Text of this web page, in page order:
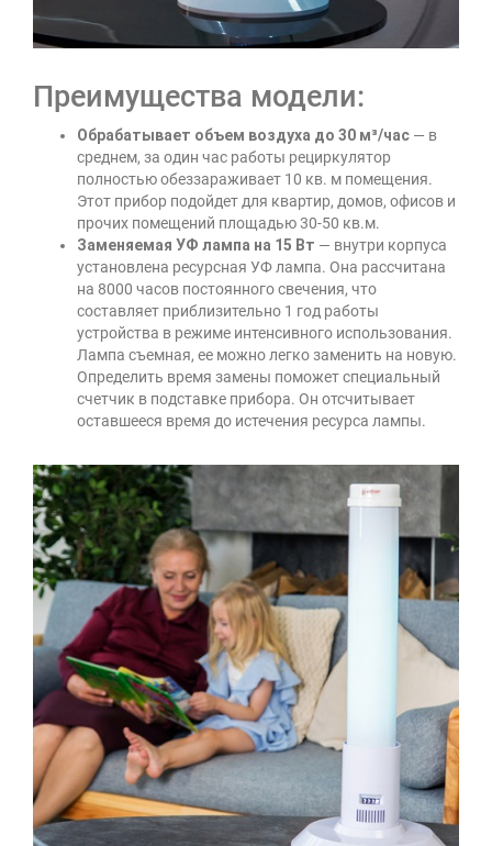
Преимущества модели:
Обрабатывает объем воздуха до 30 м³/час — в
среднем, за один час работы рециркулятор
полностью обеззараживает 10 кв. м помещения.
Этот прибор подойдет для квартир, домов, офисов и
прочих помещений площадью 30-50 кв.м.
Заменяемая УФ лампа на 15 Вт — внутри корпуса
установлена ресурсная УФ лампа. Она рассчитана
на 8000 часов постоянного свечения, что
составляет приблизительно 1 год работы
устройства в режиме интенсивного использования.
Лампа съемная, ее можно легко заменить на новую.
Определить время замены поможет специальный
счетчик в подставке прибора. Он отсчитывает
оставшееся время до истечения ресурса лампы.